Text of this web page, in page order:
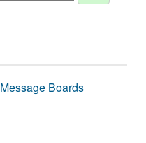
Message Boards